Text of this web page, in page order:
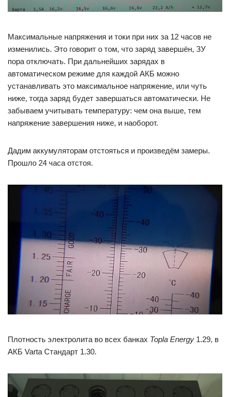
Максимальные напряжения и токи при них за 12 часов не
изменились. Это говорит о том, что заряд завершён, ЗУ
пора отключать. При дальнейших зарядах в
автоматическом режиме для каждой АКБ можно
устанавливать это максимальное напряжение, или чуть
ниже, тогда заряд будет завершаться автоматически. Не
забываем учитывать температуру: чем она выше, тем
напряжение завершения ниже, и наоборот.
Дадим аккумуляторам отстояться и произведём замеры.
Прошло 24 часа отстоя.
Плотность электролита во всех банках Topla Energy 1.29, в
АКБ Varta Стандарт 1.30.